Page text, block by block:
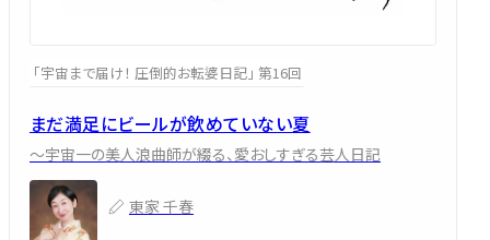
「宇宙まで届け！ 圧倒的お転婆日記」 第16回
まだ満足にビールが飲めていない夏
～宇宙一の美人浪曲師が綴る、愛おしすぎる芸人日記
東家 千春